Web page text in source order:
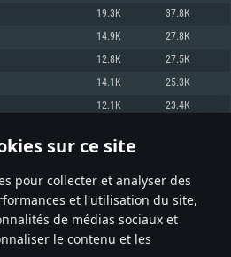
sur ce site
pour collecter et analyser des
et l'utilisation du site,
de médias sociaux et
le contenu et les
Intel Xeon ne sont pas supportés)
plus avec support de Metal
les derniers drivers (moins de 6 mois) /
haut débit
19.3K 37.8K
14.9K 27.8K
12.8K 27.5K
14.1K 25.3K
12.1K 23.4K
503 504 603